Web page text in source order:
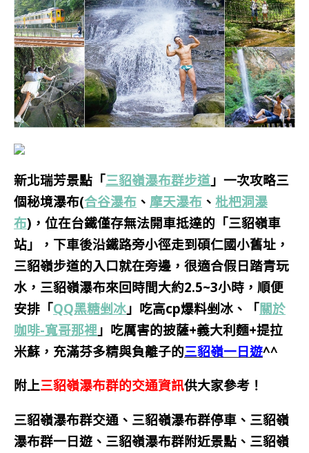
新北瑞芳景點「三貂嶺瀑布群步道 」一次攻略三
個秘境瀑布(合谷瀑布 、 摩天瀑布 、 枇杷洞瀑
布)，位在台鐵僅存無法開車抵達的「三貂嶺車
站」，下車後沿鐵路旁小徑走到碩仁國小舊址，
三貂嶺步道的入口就在旁邊，很適合假日踏青玩
水，三貂嶺瀑布來回時間大約2.5~3小時，順便
安排 「QQ黑糖剉冰 」吃高cp爆料剉冰、「關於
咖啡-寬哥那裡 」吃厲害的披薩+義大利麵+提拉
米蘇，充滿芬多精與負離子的三貂嶺一日遊^^
附上三貂嶺瀑布群的交通資訊供大家參考！
三貂嶺瀑布群交通、三貂嶺瀑布群停車、三貂嶺
瀑布群一日遊、三貂嶺瀑布群附近景點、三貂嶺